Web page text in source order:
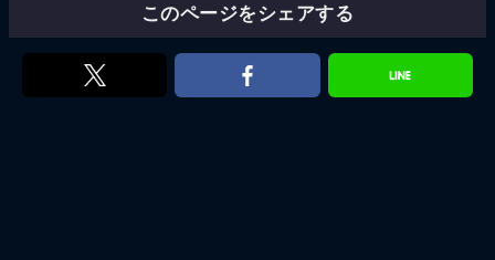
このページをシェアする